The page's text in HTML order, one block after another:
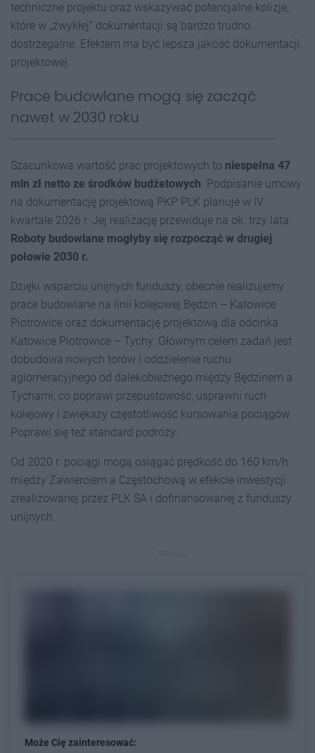
techniczne projektu oraz wskazywać potencjalne kolizje,
które w „zwykłej” dokumentacji są bardzo trudno
dostrzegalne. Efektem ma być lepsza jakość dokumentacji
projektowej.
Prace budowlane mogą się zacząć
nawet w 2030 roku
Szacunkowa wartość prac projektowych to niespełna 47
mln zł netto ze środków budżetowych. Podpisanie umowy
na dokumentację projektową PKP PLK planuje w IV
kwartale 2026 r. Jej realizację przewiduje na ok. trzy lata.
Roboty budowlane mogłyby się rozpocząć w drugiej
połowie 2030 r.
Dzięki wsparciu unijnych funduszy, obecnie realizujemy
prace budowlane na linii kolejowej Będzin – Katowice
Piotrowice oraz dokumentację projektową dla odcinka
Katowice Piotrowice – Tychy. Głównym celem zadań jest
dobudowa nowych torów i oddzielenie ruchu
aglomeracyjnego od dalekobieżnego między Będzinem a
Tychami, co poprawi przepustowość, usprawni ruch
kolejowy i zwiększy częstotliwość kursowania pociągów.
Poprawi się też standard podróży.
Od 2020 r. pociągi mogą osiągać prędkość do 160 km/h
między Zawierciem a Częstochową w efekcie inwestycji
zrealizowanej przez PLK SA i dofinansowanej z funduszy
unijnych.
Może Cię zainteresować: